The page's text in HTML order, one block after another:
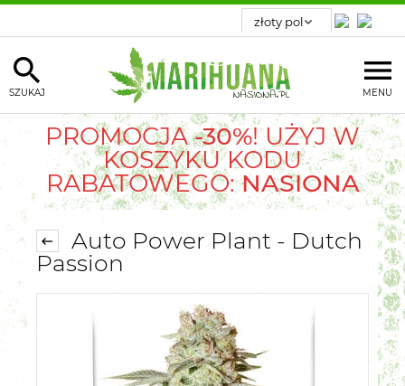
MENU
SZUKAJ
PROMOCJA-30%! UŻYJ W
KOSZYKU KODU
RABATOWEGO:NASIONA
Auto Power Plant - Dutch
Passion